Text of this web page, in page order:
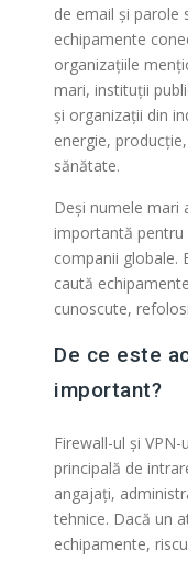
de email și parole
echipamente
organizațiile
mari, instituții
și organizații din
energie,
sănătate.
Deși numele mari
importantă pentru
companii globale.
caută
cunoscute,
De ce este
important?
Firewall-ul și
principală de
angajați,
tehnice. Dacă un
echipamente,